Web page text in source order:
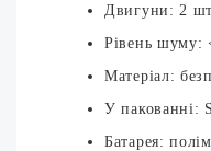
Двигуни: 2
Рівень шуму:
Матеріал:
У пакованні:
Батарея: